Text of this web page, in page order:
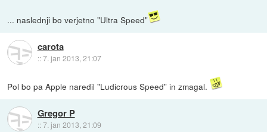
... naslednji bo verjetno "Ultra Speed"
carota
::7. jan 2013, 21:07
Pol bo pa Apple naredil "Ludicrous Speed" in zmagal.
Gregor P
::7. jan 2013, 21:09